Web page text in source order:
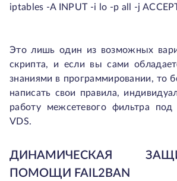
iptables -A INPUT -i lo -p all -j
Это лишь один из возможных
скрипта, и если вы сами
знаниями в программировании, то
написать свои правила,
работу межсетевого фильтра
VDS.
ДИНАМИЧЕСКАЯ
ПОМОЩИ FAIL2BAN